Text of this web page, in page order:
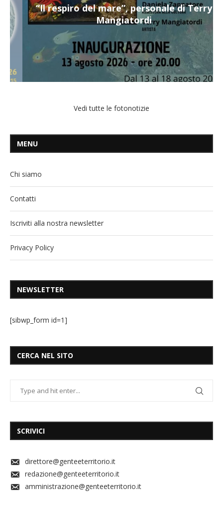
“Il respiro del mare”, personale di Terry
Mangiatordi
Vedi tutte le fotonotizie
MENU
Chi siamo
Contatti
Iscriviti alla nostra newsletter
Privacy Policy
NEWSLETTER
[sibwp_form id=1]
CERCA NEL SITO
SCRIVICI
direttore@genteeterritorio.it
redazione@genteeterritorio.it
amministrazione@genteeterritorio.it